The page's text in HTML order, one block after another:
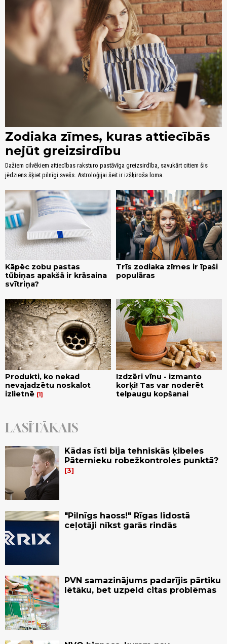
Zodiaka zīmes, kuras attiecībās
nejūt greizsirdību
Dažiem cilvēkiem attiecības raksturo pastāvīga greizsirdība, savukārt citiem šis
jēdziens šķiet pilnīgi svešs. Astroloģijai šeit ir izšķiroša loma.
Kāpēc zobu pastas
tūbiņas apakšā ir krāsaina
svītriņa?
Trīs zodiaka zīmes ir īpaši
populāras
Produkti, ko nekad
nevajadzētu noskalot
izlietnē 1
Izdzēri vīnu - izmanto
korķi! Tas var noderēt
telpaugu kopšanai
LASĪTĀKAIS
Kādas īsti bija tehniskās ķibeles
Pāternieku robežkontroles punktā?
3
"Pilnīgs haoss!" Rīgas lidostā
ceļotāji nīkst garās rindās
PVN samazinājums padarījis pārtiku
lētāku, bet uzpeld citas problēmas